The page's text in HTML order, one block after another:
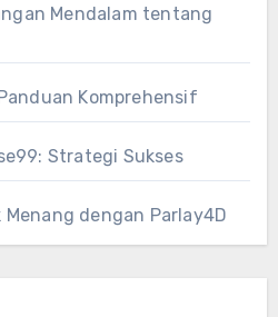
Mendalam tentang
Komprehensif
Strategi Sukses
dengan Parlay4D